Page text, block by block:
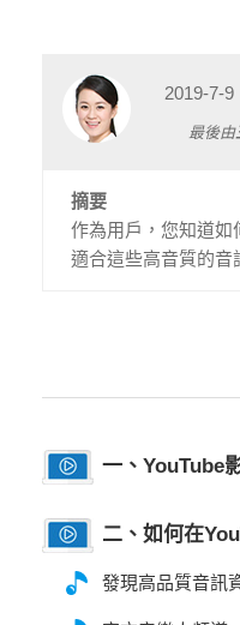
2019-7-9
最後由
摘要
作為用戶，您知道如
適合這些高音質的音
一、YouTube
二、如何在
發現高品質音訊